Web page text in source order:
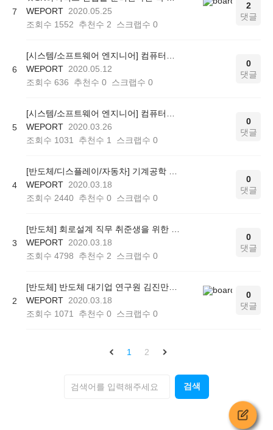
7
WEPORT 2020.05.25
조회수 1552 추천수 2 스크랩수 0
2
댓글
6
WEPORT 2020.05.12
조회수 636 추천수 0 스크랩수 0
0
댓글
5
WEPORT 2020.03.26
조회수 1031 추천수 1 스크랩수 0
0
댓글
4
WEPORT 2020.03.18
조회수 2440 추천수 0 스크랩수 0
0
댓글
3
WEPORT 2020.03.18
조회수 4798 추천수 2 스크랩수 0
0
댓글
2
WEPORT 2020.03.18
조회수 1071 추천수 0 스크랩수 0
0
댓글
1 2
검색